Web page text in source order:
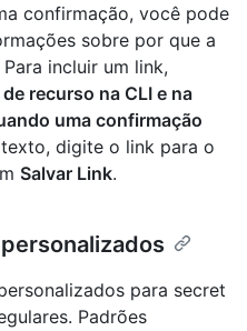
confirmação, você pode
sobre por que a
incluir um link,
recurso na CLI e na
uma confirmação
digite o link para o
Salvar Link.
para secret
Padrões